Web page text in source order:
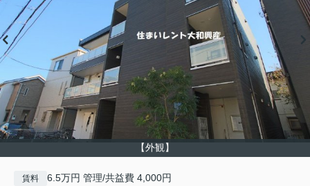
【外観】
賃料 6.5万円 管理/共益費 4,000円